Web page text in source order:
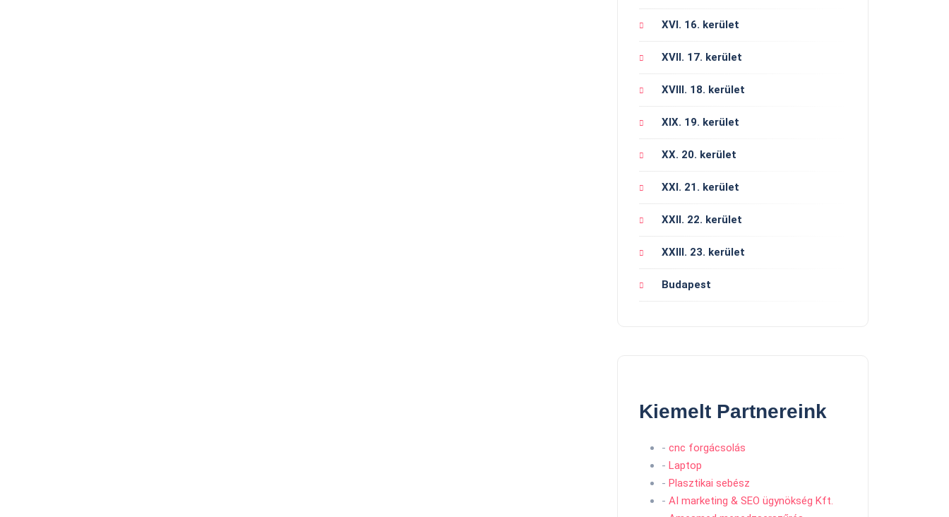
XVI. 16. kerület
XVII. 17. kerület
XVIII. 18. kerület
XIX. 19. kerület
XX. 20. kerület
XXI. 21. kerület
XXII. 22. kerület
XXIII. 23. kerület
Budapest
Kiemelt Partnereink
- cnc forgácsolás
- Laptop
- Plasztikai sebész
- AI marketing & SEO ügynökség Kft.